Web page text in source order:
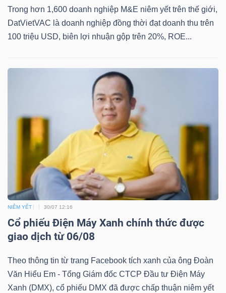
Trong hơn 1,600 doanh nghiệp M&E niêm yết trên thế giới,
DatVietVAC là doanh nghiệp đồng thời đạt doanh thu trên
100 triệu USD, biên lợi nhuận gộp trên 20%, ROE...
NIÊM YẾT 30/07 12:16
Cổ phiếu Điện Máy Xanh chính thức được
giao dịch từ 06/08
Theo thông tin từ trang Facebook tích xanh của ông Đoàn
Văn Hiểu Em - Tổng Giám đốc CTCP Đầu tư Điện Máy
Xanh (DMX), cổ phiếu DMX đã được chấp thuận niêm yết
CHĂM
SÓC
SỨC
TÀI
CHÍNH